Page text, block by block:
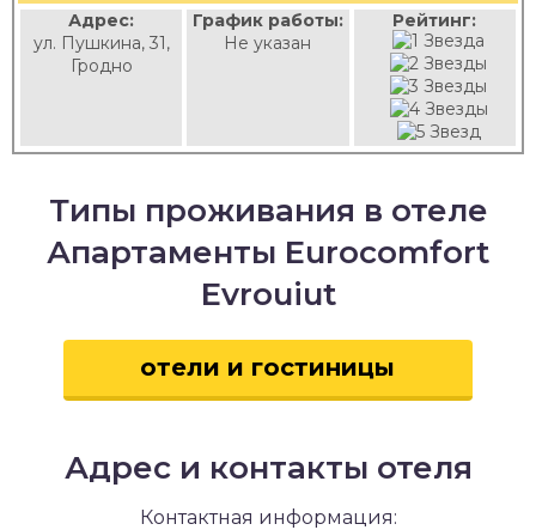
Адрес:
ул. Пушкина, 31,
Гродно
График работы:
Не указан
Рейтинг:
Типы проживания в отеле
Апартаменты Eurocomfort
Evrouiut
отели и гостиницы
Адрес и контакты отеля
Контактная информация: